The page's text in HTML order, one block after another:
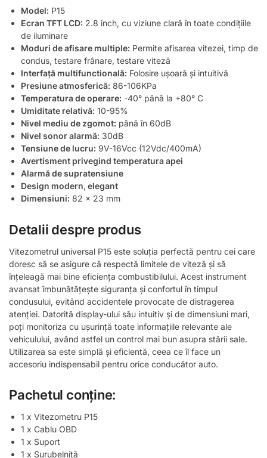
Model: P15
Ecran TFT LCD: 2.8 inch, cu viziune clară în toate condițiile
de iluminare
Moduri de afisare multiple: Permite afisarea vitezei, timp de
condus, testare frânare, testare viteză
Interfață multifunctională: Folosire ușoară și intuitivă
Presiune atmosferică: 86-106KPa
Temperatura de operare: -40° până la +80° C
Umiditate relativă: 10-95%
Nivel mediu de zgomot: până în 60dB
Nivel sonor alarmă: 30dB
Tensiune de lucru: 9V-16Vcc (12Vdc/400mA)
Avertisment privegind temperatura apei
Alarmă de supratensiune
Design modern, elegant
Dimensiuni: 82 x 23 mm
Detalii despre produs
Vitezometrul universal P15 este soluția perfectă pentru cei care
doresc să se asigure că respectă limitele de viteză și să
înțeleagă mai bine eficiența combustibilului. Acest instrument
avansat îmbunătățește siguranța și confortul în timpul
condusului, evitând accidentele provocate de distragerea
atenției. Datorită display-ului său intuitiv și de dimensiuni mari,
poți monitoriza cu ușurință toate informațiile relevante ale
vehiculului, având astfel un control mai bun asupra stării sale.
Utilizarea sa este simplă și eficientă, ceea ce îl face un
accesoriu indispensabil pentru orice conducător auto.
Pachetul conține:
1 x Vitezometru P15
1 x Cablu OBD
1 x Suport
1 x Șurubelniță